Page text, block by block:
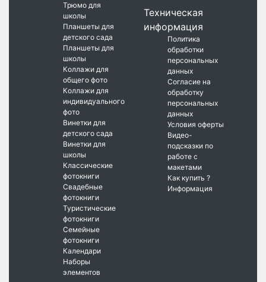
Трюмо для
школы
Планшеты для
детского сада
Планшеты для
школы
Коллажи для
общего фото
Коллажи для
индивидуального
фото
Винетки для
детского сада
Винетки для
школы
Классические
фотокниги
Свадебные
фотокниги
Туристические
фотокниги
Семейные
фотокниги
Календари
Наборы
элементов
Техническая
информация
Политика
обработки
персональных
данных
Согласие на
обработку
персональных
данных
Условия оферты
Видео-
подсказки по
работе с
макетами
Как купить ?
Информация